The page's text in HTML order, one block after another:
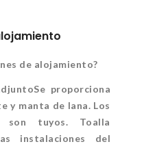
de alojamiento?
proporciona
y manta de lana. Los
tuyos. Toalla
instalaciones del